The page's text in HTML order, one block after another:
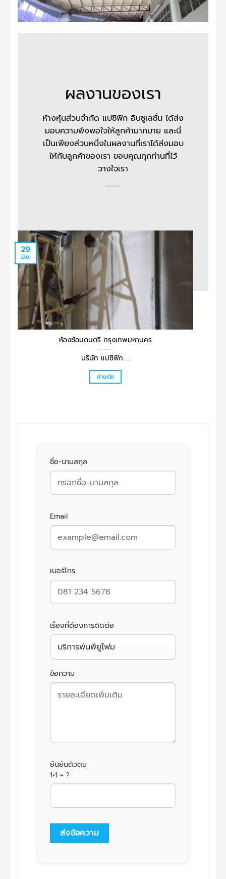
ผลงานของเรา
ห้างหุ้นส่วนจำกัด แปซิฟิก อินซูเลชั่น ได้ส่ง
มอบความพึงพอใจให้ลูกค้ามากมาย และนี่
เป็นเพียงส่วนหนึ่งในผลงานที่เราได้ส่งมอบ
ให้กับลูกค้าของเรา ขอบคุณทุกท่านที่ไว้
วางใจเรา
ห้องซ้อมดนตรี กรุงเทพมหานคร
บริษัท แปซิฟิก ...
อ่านต่อ
29
มิ.ย.
ชื่อ-นามสกุล
Email
เบอร์โทร
เรื่องที่ต้องการติดต่อ
ข้อความ
ยืนยันตัวตน
1+1 = ?